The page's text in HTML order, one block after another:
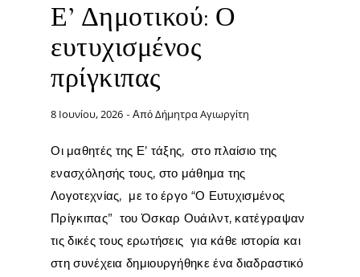
Ε’ Δημοτικού: Ο
ευτυχισμένος
πρίγκιπας
8 Ιουνίου, 2026 - ΑπόΔήμητρα Αγιωργίτη
Οι μαθητές της Ε’ τάξης, στο πλαίσιο της
ενασχόλησής τους, στο μάθημα της
Λογοτεχνίας, με το έργο “Ο Ευτυχισμένος
Πρίγκιπας” του Όσκαρ Ουάιλντ, κατέγραψαν
τις δικές τους ερωτήσεις για κάθε ιστορία και
στη συνέχεια δημιουργήθηκε ένα διαδραστικό